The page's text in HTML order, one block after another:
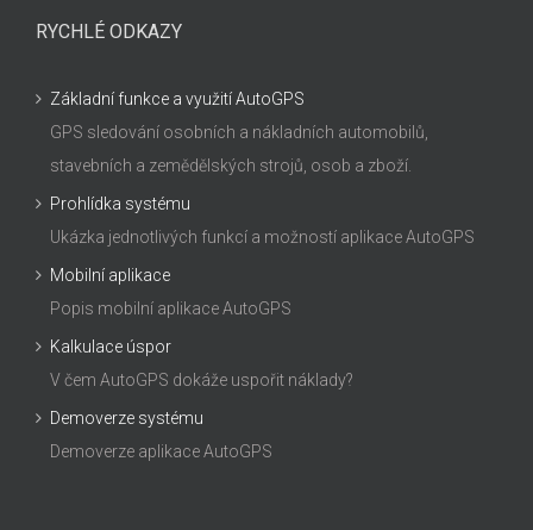
RYCHLÉ ODKAZY
Základní funkce a využití AutoGPS
GPS sledování osobních a nákladních automobilů,
stavebních a zemědělských strojů, osob a zboží.
Prohlídka systému
Ukázka jednotlivých funkcí a možností aplikace AutoGPS
Mobilní aplikace
Popis mobilní aplikace AutoGPS
Kalkulace úspor
V čem AutoGPS dokáže uspořit náklady?
Demoverze systému
Demoverze aplikace AutoGPS